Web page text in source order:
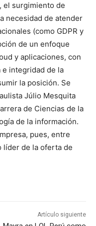
el surgimiento de
necesidad de atender
(como GDPR y
de un enfoque
y aplicaciones, con
integridad de la
la posición. Se
Júlio Mesquita
de Ciencias de la
de la información.
pues, entre
líder de la oferta de
Artículo siguiente